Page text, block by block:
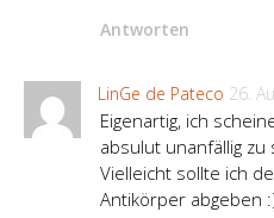
Antworten
LinGe de Pateco 26.
Eigenartig, ich
absulut unanfällig zu
Vielleicht sollte ich
Antikörper abgeben